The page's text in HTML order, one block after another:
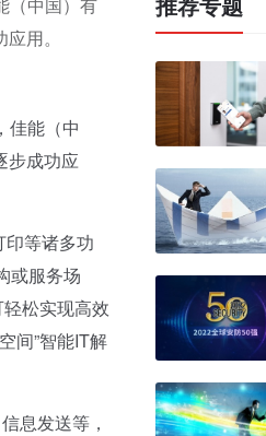
用。
佳能（中
步成功应
等诸多功
或服务场
松实现高效
间”智能IT解
息发送等，